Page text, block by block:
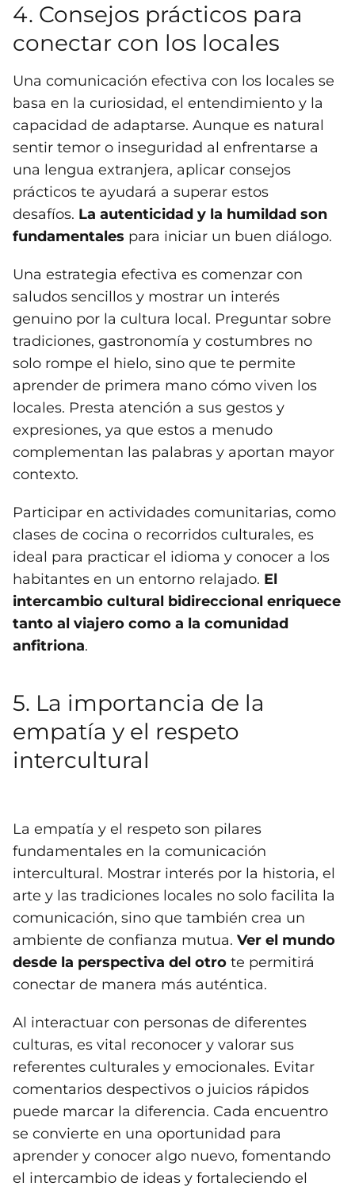
4. Consejos prácticos para
conectar con los locales
Una comunicación efectiva con los locales se
basa en la curiosidad, el entendimiento y la
capacidad de adaptarse. Aunque es natural
sentir temor o inseguridad al enfrentarse a
una lengua extranjera, aplicar consejos
prácticos te ayudará a superar estos
desafíos. La autenticidad y la humildad son
fundamentales para iniciar un buen diálogo.
Una estrategia efectiva es comenzar con
saludos sencillos y mostrar un interés
genuino por la cultura local. Preguntar sobre
tradiciones, gastronomía y costumbres no
solo rompe el hielo, sino que te permite
aprender de primera mano cómo viven los
locales. Presta atención a sus gestos y
expresiones, ya que estos a menudo
complementan las palabras y aportan mayor
contexto.
Participar en actividades comunitarias, como
clases de cocina o recorridos culturales, es
ideal para practicar el idioma y conocer a los
habitantes en un entorno relajado. El
intercambio cultural bidireccional enriquece
tanto al viajero como a la comunidad
anfitriona.
5. La importancia de la
empatía y el respeto
intercultural
La empatía y el respeto son pilares
fundamentales en la comunicación
intercultural. Mostrar interés por la historia, el
arte y las tradiciones locales no solo facilita la
comunicación, sino que también crea un
ambiente de confianza mutua. Ver el mundo
desde la perspectiva del otro te permitirá
conectar de manera más auténtica.
Al interactuar con personas de diferentes
culturas, es vital reconocer y valorar sus
referentes culturales y emocionales. Evitar
comentarios despectivos o juicios rápidos
puede marcar la diferencia. Cada encuentro
se convierte en una oportunidad para
aprender y conocer algo nuevo, fomentando
el intercambio de ideas y fortaleciendo el